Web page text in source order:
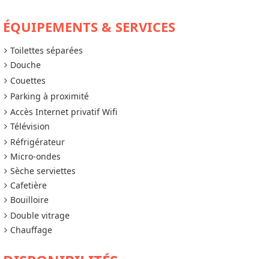
ÉQUIPEMENTS & SERVICES
Toilettes séparées
Douche
Couettes
Parking à proximité
Accès Internet privatif Wifi
Télévision
Réfrigérateur
Micro-ondes
Sèche serviettes
Cafetière
Bouilloire
Double vitrage
Chauffage